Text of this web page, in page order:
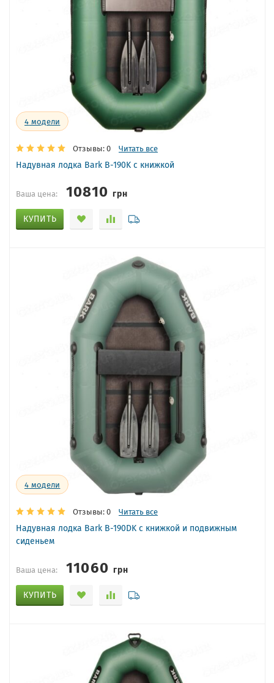
4 модели
Отзывы: 0 Читать все
Надувная лодка Bark B-190K с книжкой
Ваша цена: 10810грн
КУПИТЬ
4 модели
Отзывы: 0 Читать все
Надувная лодка Bark B-190DK с книжкой и подвижным
сиденьем
Ваша цена: 11060грн
КУПИТЬ